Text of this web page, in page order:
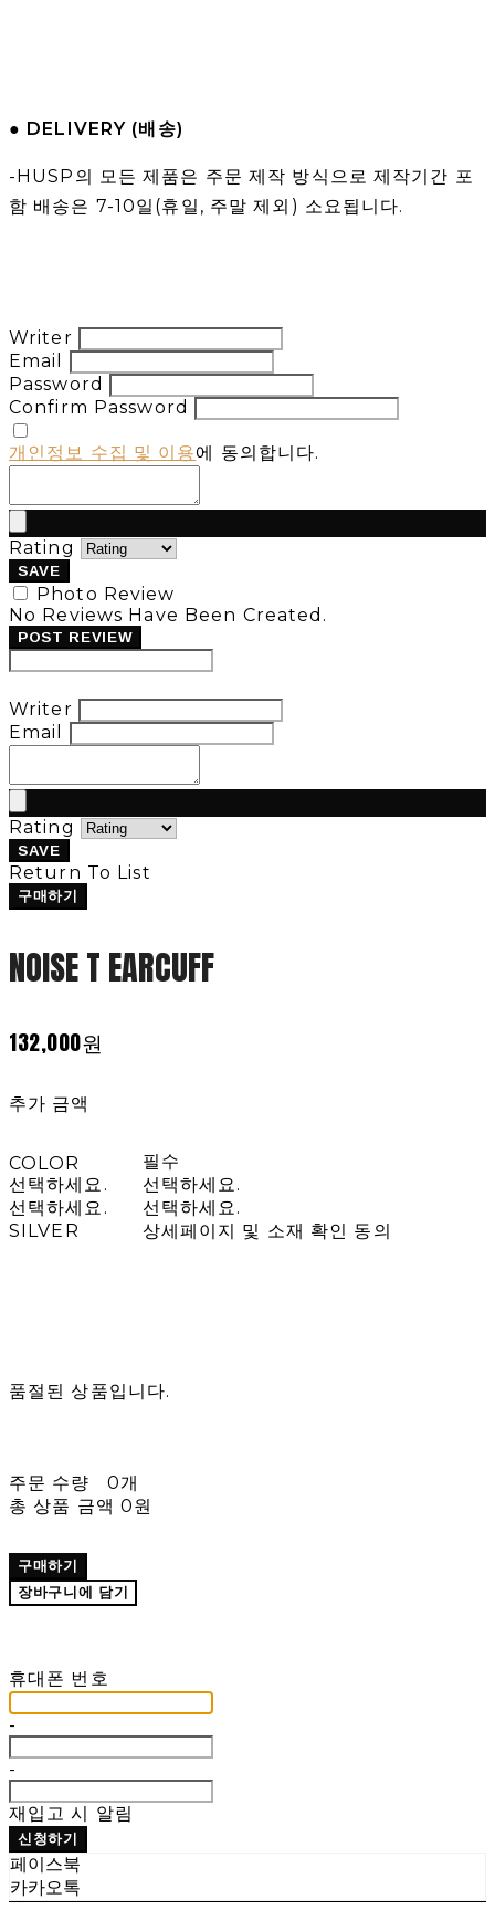
● DELIVERY (배송)
-HUSP의 모든 제품은 주문 제작 방식으로 제작기간 포
함 배송은 7-10일(휴일, 주말 제외) 소요됩니다.
Writer
Email
Password
Confirm Password
개인정보 수집 및 이용에 동의합니다.
Rating
SAVE
Photo Review
No Reviews Have Been Created.
POST REVIEW
Writer
Email
Rating
SAVE
Return To List
구매하기
NOISE T EARCUFF
132,000원
추가 금액
COLOR
선택하세요.
선택하세요.
SILVER
필수
선택하세요.
선택하세요.
상세페이지 및 소재 확인 동의
품절된 상품입니다.
주문 수량
0개
총 상품 금액 0원
구매하기
장바구니에 담기
휴대폰 번호
-
-
재입고 시 알림
신청하기
페이스북
카카오톡